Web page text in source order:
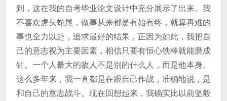
到，这在我的自考毕业论文设计中充分展示了出来。我
不喜欢虎头蛇尾，做事从来都是有始有终，就算再难的
事也全力以赴，追求最好的结果，正因为如此，我把自
己的意志视为主要因素，相信只要有恒心铁棒就能磨成
针。一个人最大的敌人不是别的什么人，而是他本身。
这么多年来，我一直都是在跟自己作战，准确地说，是
和自己的意志战斗。现在回想起来，我确实比以前坚毅